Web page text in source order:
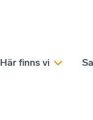
Här finns vi